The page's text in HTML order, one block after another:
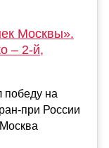
Москвы».
– 2-й,
победу на
при России